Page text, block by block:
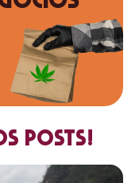
posts!